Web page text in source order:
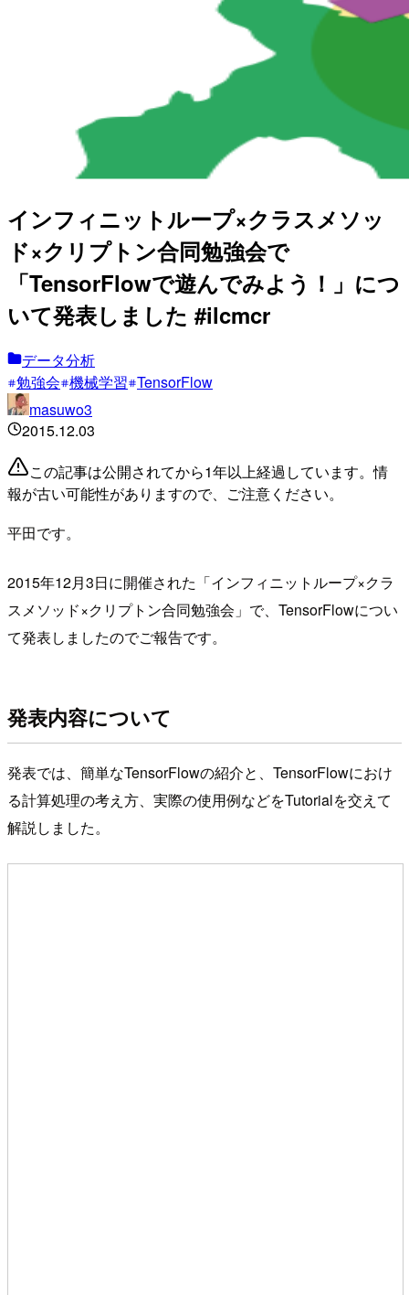
インフィニットループ×クラスメソッ
ド×クリプトン合同勉強会で
「TensorFlowで遊んでみよう！」につ
いて発表しました #ilcmcr
データ分析
勉強会 機械学習 TensorFlow
masuwo3
2015.12.03
この記事は公開されてから1年以上経過しています。情
報が古い可能性がありますので、ご注意ください。
平田です。
2015年12月3日に開催された「インフィニットループ×クラ
スメソッド×クリプトン合同勉強会」で、TensorFlowについ
て発表しましたのでご報告です。
発表内容について
発表では、簡単なTensorFlowの紹介と、TensorFlowにおけ
る計算処理の考え方、実際の使用例などをTutorialを交えて
解説しました。